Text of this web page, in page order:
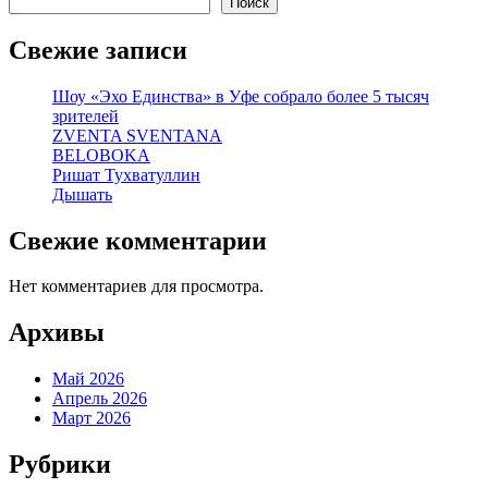
Свежие записи
Шоу «Эхо Единства» в Уфе собрало более 5 тысяч
зрителей
ZVENTA SVENTANA
BELOBOKA
Ришат Тухватуллин
Дышать
Свежие комментарии
Нет комментариев для просмотра.
Архивы
Май 2026
Апрель 2026
Март 2026
Рубрики